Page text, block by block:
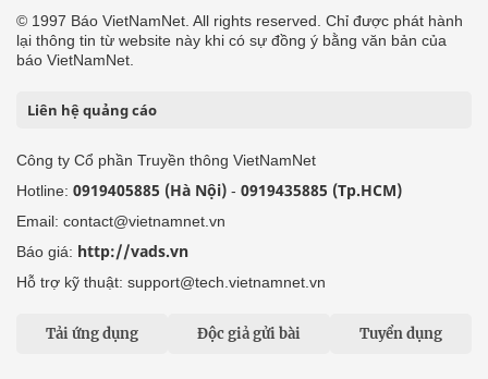
© 1997 Báo VietNamNet. All rights reserved. Chỉ được phát hành
lại thông tin từ website này khi có sự đồng ý bằng văn bản của
báo VietNamNet.
Liên hệ quảng cáo
Công ty Cổ phần Truyền thông VietNamNet
Hotline: 0919405885 (Hà Nội) - 0919435885 (Tp.HCM)
Email: contact@vietnamnet.vn
Báo giá: http://vads.vn
Hỗ trợ kỹ thuật: support@tech.vietnamnet.vn
Tải ứng dụng Độc giả gửi bài Tuyển dụng